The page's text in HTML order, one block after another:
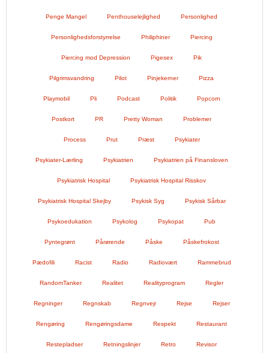
Penge Mangel Penthouselejlighed Personlighed
Personlighedsforstyrrelse Philiphiner Piercing
Piercing mod Depression Pigesex Pik
Pilgrimsvandring Pilot Pinjekerner Pizza
Playmobil Pli Podcast Politik Popcorn
Postkort PR Pretty Woman Problemer
Process Prut Præst Psykiater
Psykiater-Lærling Psykiatrien Psykiatrien på Finansloven
Psykiatrisk Hospital Psykiatrisk Hospital Risskov
Psykiatrisk Hospital Skejby Psykisk Syg Psykisk Sårbar
Psykoedukation Psykolog Psykopat Pub
Pyntegrønt Pårørende Påske Påskefrokost
Pædofili Racist Radio Radiovært Rammebrud
RandomTanker Realitet Realityprogram Regler
Regninger Regnskab Regnvejr Rejse Rejser
Rengøring Rengøringsdame Respekt Restaurant
Restepladser Retningslinjer Retro Revisor